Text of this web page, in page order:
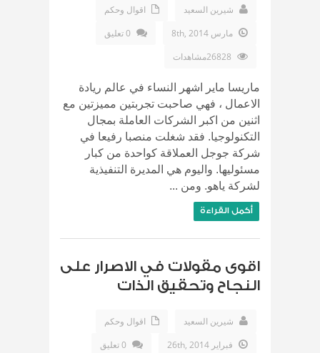
شيرين السعيد
اقوال وحكم
مارس 8th, 2014
0 تعليق
ماريسا ماير اشهر النساء في عالم ريادة
الاعمال ، فهي صاحبت تجربتين مميزتين مع
اثنين من اكبر الشركات العاملة بمجال
التكنولوجيا. فقد شغلت منصبا رفيعا في
شركة جوجل العملاقة كواحدة من كبار
مسئوليها. واليوم هي المديرة التنفيذية
لشركة ياهو. ومن ...
أكمل القراءة
اقوى مقولات في الاصرار على
النجاح وتحقيق الذات
شيرين السعيد
اقوال وحكم
فبراير 26th, 2014
0 تعليق